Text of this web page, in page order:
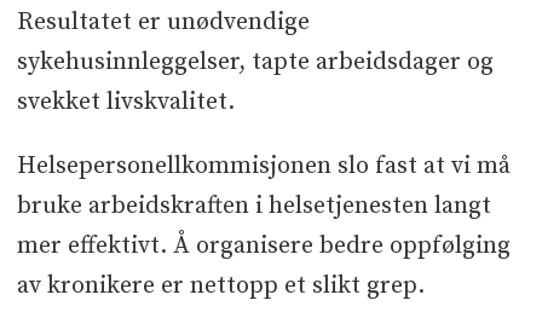
Resultatet er unødvendige
sykehusinnleggelser, tapte arbeidsdager og
svekket livskvalitet.
Helsepersonellkommisjonen slo fast at vi må
bruke arbeidskraften i helsetjenesten langt
mer effektivt. Å organisere bedre oppfølging
av kronikere er nettopp et slikt grep.